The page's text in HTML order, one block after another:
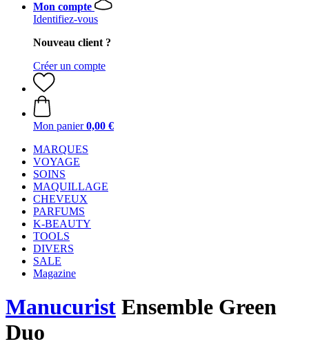
Mon compte
Identifiez-vous
Nouveau client ?
Créer un compte
Mon panier 0,00 €
MARQUES
VOYAGE
SOINS
MAQUILLAGE
CHEVEUX
PARFUMS
K-BEAUTY
TOOLS
DIVERS
SALE
Magazine
Manucurist Ensemble Green
Duo